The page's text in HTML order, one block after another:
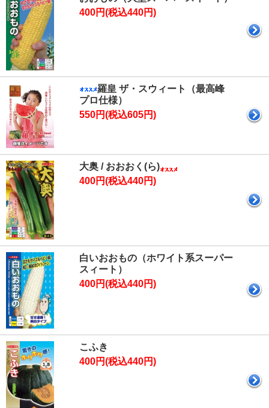
400円(税込440円)
羅皇 ザ・スウィート（最高峰
プロ仕様）
550円(税込605円)
大奥 / おおおく(ら)
400円(税込440円)
白いおおもの（ホワイト系スーパー
スィート）
400円(税込440円)
こふき
400円(税込440円)